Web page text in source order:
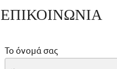
ΕΠΙΚΟΙΝΩΝΙΑ
Το όνομά σας